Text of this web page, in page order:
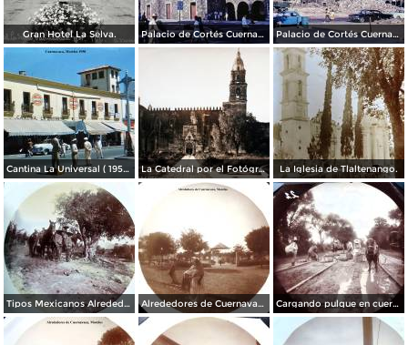
Gran Hotel La Selva. Palacio de Cortés Cuernavaca Morelos 1967 Palacio de Cortés Cuernavaca Morelos 1967
Cantina La Universal ( 1950 ). La Catedral por el Fotógrafo Hugo Brehme. La Iglesia de Tlaltenango.
Tipos Mexicanos Alrededores de Cuernavaca Morelos.. Alrededores de Cuernavaca Morelos. Cargando pulque en cueros de puerco Alrededores de Cuernavaca Morelos.